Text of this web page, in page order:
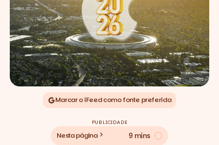
Marcar o iFeed como fonte preferida
PUBLICIDADE
Nesta página 9 mins